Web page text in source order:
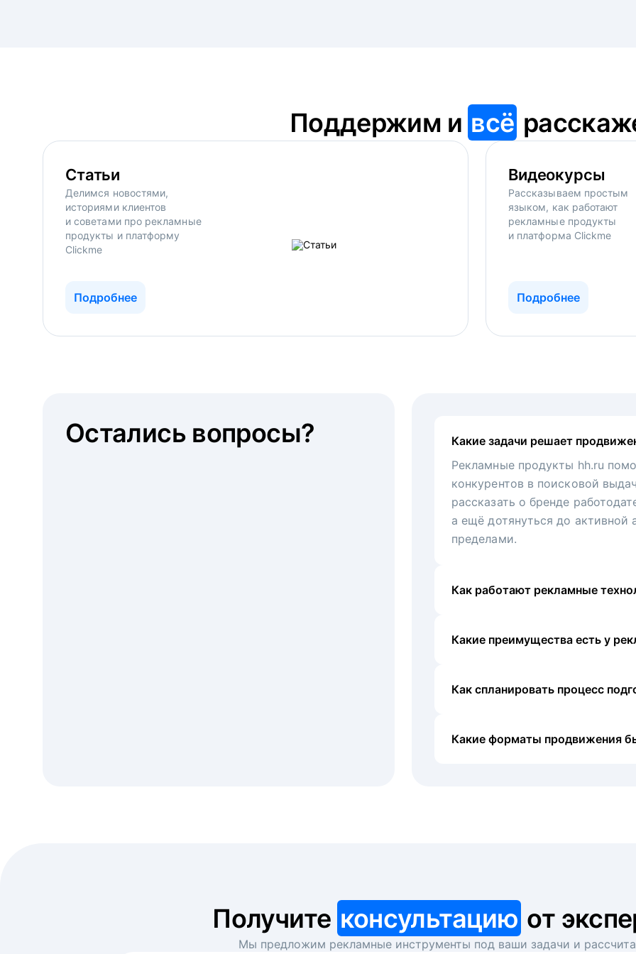
Поддержим и всё
Статьи
Делимся новостями,
историями клиентов
и советами про рекламные
продукты и платформу
Clickme
Подробнее
Видеокурсы
Рассказываем простым
языком, как работают
рекламные продукты
и платформа Clickme
Подробнее
Какие задачи решает
Рекламные продукты hh.ru
конкурентов в поисковой
рассказать о бренде
а ещё дотянуться до активной
пределами.
Как работают рекламные
Какие преимущества есть у
Как спланировать процесс
Какие форматы продвижения
Остались вопросы?
Получите консультацию от
Мы предложим рекламные инструменты под ваши задачи и